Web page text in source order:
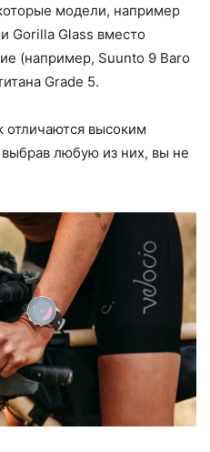
модели, например
Gorilla Glass вместо
(например, Suunto 9 Baro
Grade 5.
высоким
любую из них, вы не